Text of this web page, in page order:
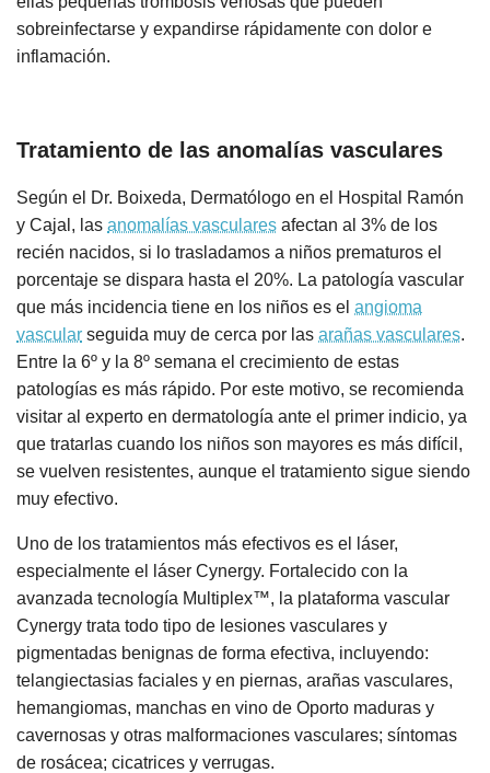
sobreinfectarse y expandirse rápidamente con dolor e
inflamación.
Tratamiento de las anomalías vasculares
Según el Dr. Boixeda, Dermatólogo en el Hospital Ramón
y Cajal, las anomalías vasculares afectan al 3% de los
recién nacidos, si lo trasladamos a niños prematuros el
porcentaje se dispara hasta el 20%. La patología vascular
que más incidencia tiene en los niños es el angioma
vascular seguida muy de cerca por las arañas vasculares.
Entre la 6º y la 8º semana el crecimiento de estas
patologías es más rápido. Por este motivo, se recomienda
visitar al experto en dermatología ante el primer indicio, ya
que tratarlas cuando los niños son mayores es más difícil,
se vuelven resistentes, aunque el tratamiento sigue siendo
muy efectivo.
Uno de los tratamientos más efectivos es el láser,
especialmente el láser Cynergy. Fortalecido con la
avanzada tecnología Multiplex™, la plataforma vascular
Cynergy trata todo tipo de lesiones vasculares y
pigmentadas benignas de forma efectiva, incluyendo:
telangiectasias faciales y en piernas, arañas vasculares,
hemangiomas, manchas en vino de Oporto maduras y
cavernosas y otras malformaciones vasculares; síntomas
de rosácea; cicatrices y verrugas.